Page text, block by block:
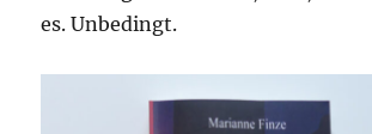
es. Unbedingt.